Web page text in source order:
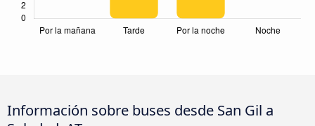
Información sobre buses desde San Gil a